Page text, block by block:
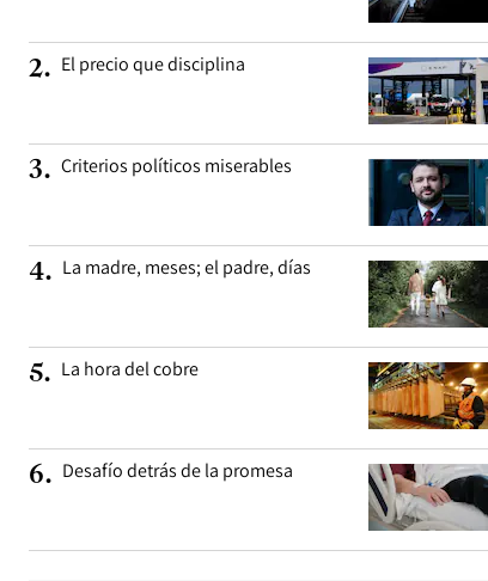
2. El precio que disciplina
3. Criterios políticos miserables
4. La madre, meses; el padre, días
5. La hora del cobre
6. Desafío detrás de la promesa